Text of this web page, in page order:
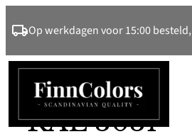
naar
de
inhoud
Op werkdagen voor 15:00
RAL 3031